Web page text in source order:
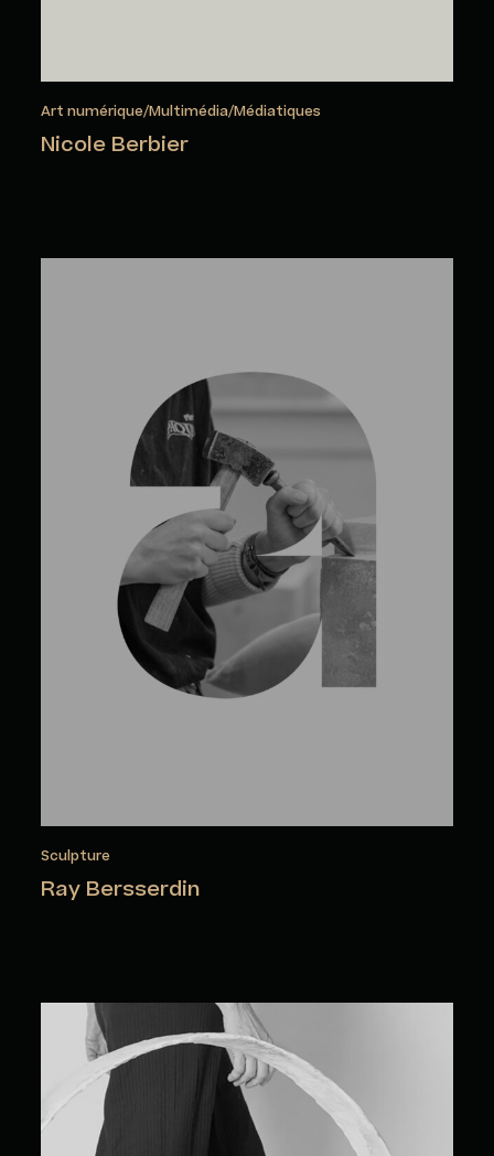
Art numérique/Multimédia/Médiatiques
Nicole Berbier
Sculpture
Ray Bersserdin
Maria Bosch Perich